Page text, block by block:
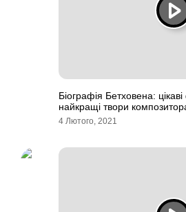
Біографія Бетховена:
найкращі твори
4 Лютого, 2021